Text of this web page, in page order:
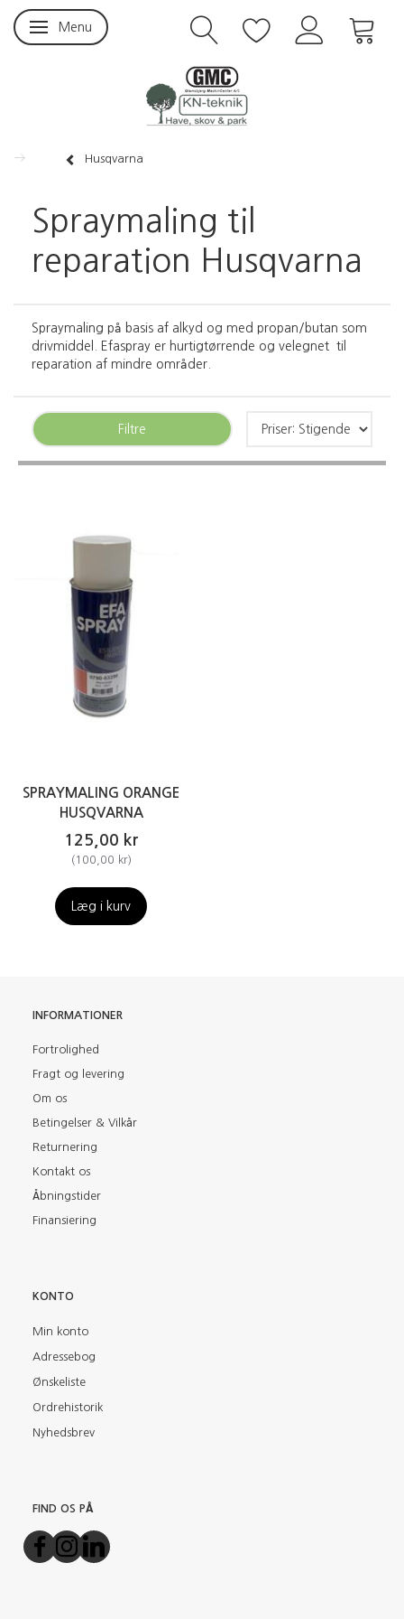
Skifte navigation
Menu
Husqvarna
Spraymaling til
reparation Husqvarna
Spraymaling på basis af alkyd og med propan/butan som
drivmiddel. Efaspray er hurtigtørrende og velegnet til
reparation af mindre områder.
Filtre
SPRAYMALING ORANGE
HUSQVARNA
125,00 kr
(100,00 kr)
Læg i kurv
INFORMATIONER
Fortrolighed
Fragt og levering
Om os
Betingelser & Vilkår
Returnering
Kontakt os
Åbningstider
Finansiering
KONTO
Min konto
Adressebog
Ønskeliste
Ordrehistorik
Nyhedsbrev
FIND OS PÅ